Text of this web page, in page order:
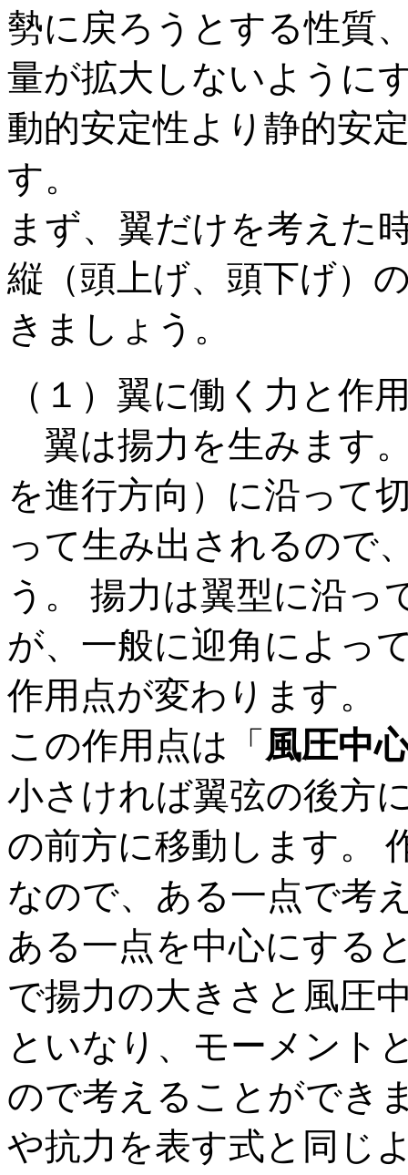
勢に戻ろうとする性質
量が拡大しないように
動的安定性より静的安
す。
まず、翼だけを考えた
縦（頭上げ、頭下げ）
きましょう。
（１）翼に働く力と作
翼は揚力を生みます
を進行方向）に沿って
って生み出されるので
う。 揚力は翼型に沿っ
が、一般に迎角によっ
作用点が変わります。
この作用点は「 風圧中
小さければ翼弦の後方
の前方に移動します。
なので、ある一点で考
ある一点を中心にする
で揚力の大きさと風圧
といなり、モーメント
ので考えることができ
や抗力を表す式と同じ